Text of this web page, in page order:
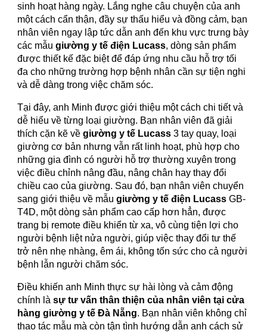
sinh hoạt hàng ngày. Lắng nghe câu chuyện của anh
một cách cẩn thận, đầy sự thấu hiểu và đồng cảm, bạn
nhân viên ngay lập tức dẫn anh đến khu vực trưng bày
các mẫugiường y tế điện Lucass, dòng sản phẩm
được thiết kế đặc biệt để đáp ứng nhu cầu hỗ trợ tối
đa cho những trường hợp bệnh nhân cần sự tiện nghi
và dễ dàng trong việc chăm sóc.
Tại đây, anh Minh được giới thiệu một cách chi tiết và
dễ hiểu về từng loại giường. Bạn nhân viên đã giải
thích cặn kẽ vềgiường y tế Lucass 3 tay quay, loại
giường cơ bản nhưng vẫn rất linh hoạt, phù hợp cho
những gia đình có người hỗ trợ thường xuyên trong
việc điều chỉnh nâng đầu, nâng chân hay thay đổi
chiều cao của giường. Sau đó, bạn nhân viên chuyển
sang giới thiệu về mẫugiường y tế điện Lucass GB-
T4D, một dòng sản phẩm cao cấp hơn hẳn, được
trang bị remote điều khiển từ xa, vô cùng tiện lợi cho
người bệnh liệt nửa người, giúp việc thay đổi tư thế
trở nên nhẹ nhàng, êm ái, không tốn sức cho cả người
bệnh lẫn người chăm sóc.
Điều khiến anh Minh thực sự hài lòng và cảm động
chính làsự tư vấn thân thiện của nhân viên tại cửa
hàng giường y tế Đà Nẵng. Bạn nhân viên không chỉ
thao tác mẫu mà còn tận tình hướng dẫn anh cách sử